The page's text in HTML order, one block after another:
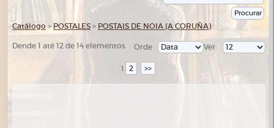
Catálogo >POSTALES > POSTAIS DE NOIA (A CORUÑA)
Dende 1 até 12 de 14 elementos Ver:
Orde
1 2 >>